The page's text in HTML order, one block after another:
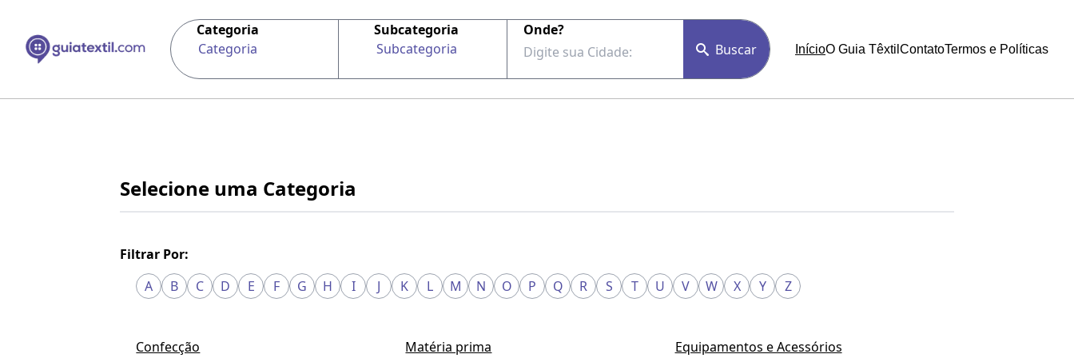
Categoria
Categoria
Subcategoria
Subcategoria
Onde?
Buscar
InícioO Guia Têxtil ContatoTermos e Políticas
Selecione uma Categoria
Filtrar Por:
A
B C D E F G H I J K L M N O P Q R S T U V W X Y Z
Confecção Matéria prima
Equipamentos e Acessórios